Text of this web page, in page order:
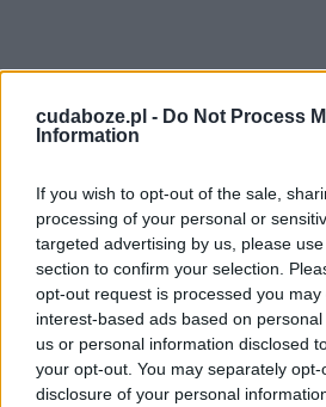
cudaboze.pl - Do Not Process
Information
If you wish to opt-out of the sale,
processing of your personal or
targeted advertising by us, please
section to confirm your selection.
opt-out request is processed you may
interest-based ads based on
us or personal information disclosed
your opt-out. You may separately
disclosure of your personal
Wpływ